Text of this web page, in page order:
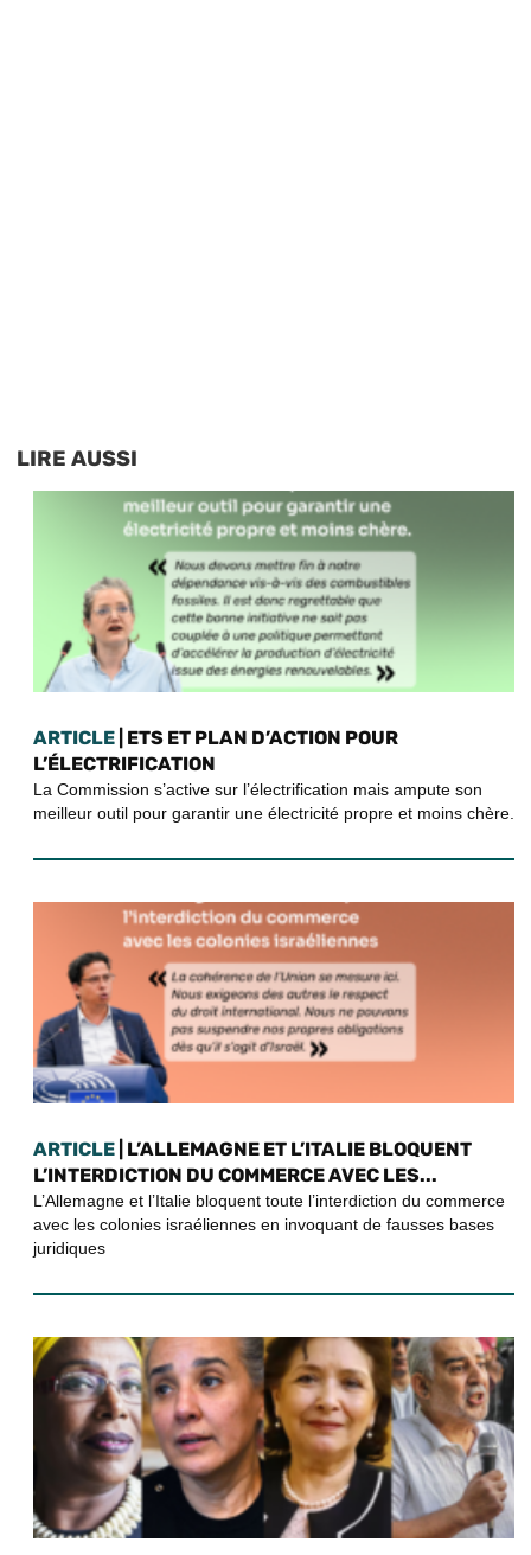
LIRE AUSSI
ARTICLE | ETS ET PLAN D’ACTION POUR
L’ÉLECTRIFICATION
La Commission s’active sur l’électrification mais ampute son
meilleur outil pour garantir une électricité propre et moins chère.
ARTICLE | L’ALLEMAGNE ET L’ITALIE BLOQUENT
L’INTERDICTION DU COMMERCE AVEC LES...
L’Allemagne et l’Italie bloquent toute l’interdiction du commerce
avec les colonies israéliennes en invoquant de fausses bases
juridiques